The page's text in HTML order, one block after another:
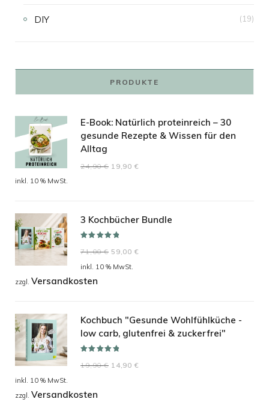
DIY (19)
PRODUKTE
E-Book: Natürlich proteinreich – 30
gesunde Rezepte & Wissen für den
Alltag
24,90€ Ursprünglicher
19,90 €
inkl. 10 % MwSt.
3 Kochbücher Bundle
5.00von 5
71,00€ Ursprünglicher
Preis
59,00 €
inkl. 10 % MwSt.
zzgl. Versandkosten
Kochbuch "Gesunde Wohlfühlküche -
low carb, glutenfrei & zuckerfrei"
5.00von 5
19,90€ Ursprünglicher
14,90 €
inkl. 10 % MwSt.
zzgl. Versandkosten